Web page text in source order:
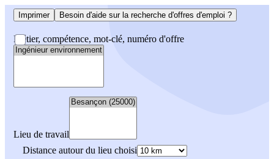
Imprimer Besoin d'aide sur la recherche d'offres d'emploi ?
Métier, compétence, mot-clé, numéro d'offre
Lieu de travail
Distance autour du lieu choisi